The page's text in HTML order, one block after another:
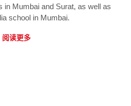
in Mumbai and Surat, as well as
school in Mumbai.
阅读更多